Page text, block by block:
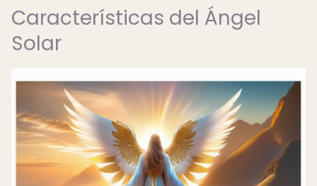
Características del Ángel
Solar